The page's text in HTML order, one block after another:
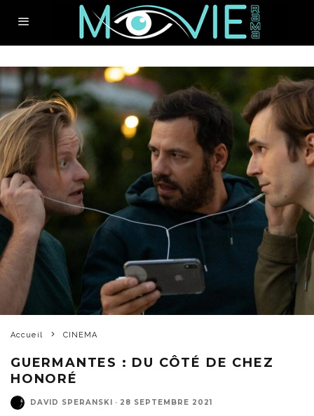
Accueil CINEMA
GUERMANTES : DU CÔTÉ DE CHEZ
HONORÉ
DAVID SPERANSKI · 28 SEPTEMBRE 2021